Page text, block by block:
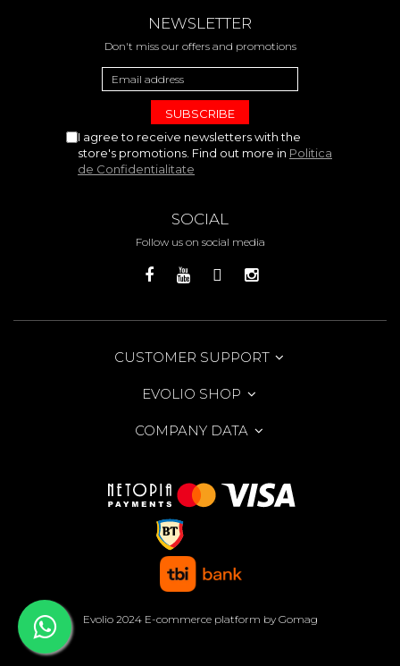
NEWSLETTER
Don't miss our offers and promotions
I agree to receive newsletters with the
store's promotions. Find out more in Politica
de Confidentialitate
SOCIAL
Follow us on social media
CUSTOMER SUPPORT
EVOLIO SHOP
COMPANY DATA
Evolio 2024 E-commerce platform by Gomag